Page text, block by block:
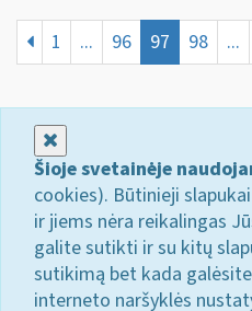
1 ... 96 97 98 ...
Šioje svetainėje
cookies). Būtinieji
ir jiems nėra reikalingas
galite sutikti ir su kitų
sutikimą bet kada
interneto naršyklės